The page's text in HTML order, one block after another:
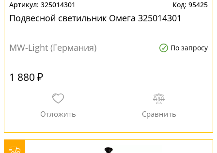
325014301 95425
Подвесной светильник Омега 325014301
MW-Light (Германия) По запросу
1 880 ₽